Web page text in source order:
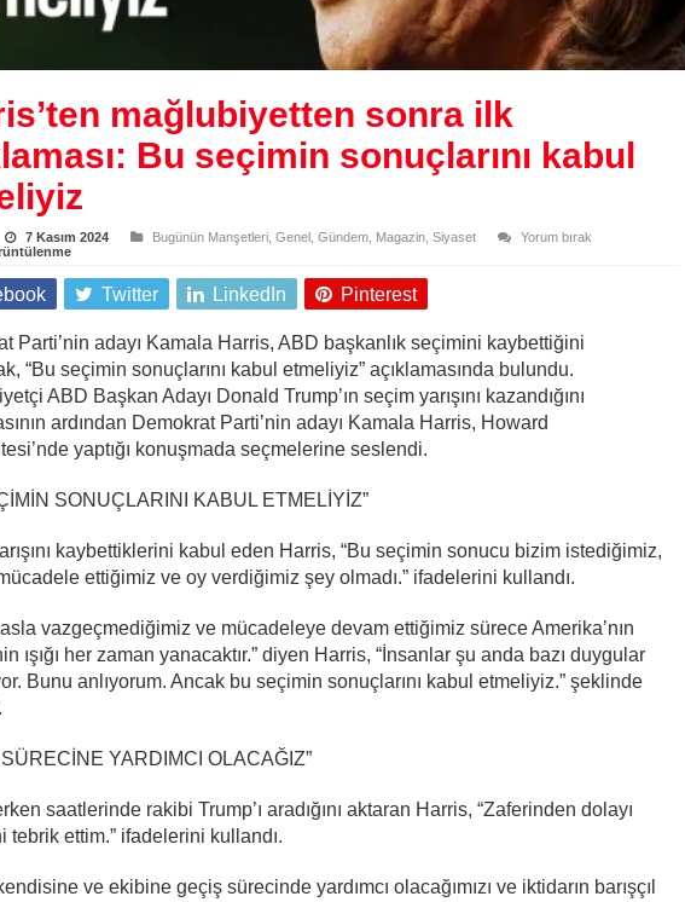
mağlubiyetten sonra ilk
Bu seçimin sonuçlarını kabul
7 Kasım 2024 Bugünün Manşetleri, Genel, Gündem, Magazin, Siyaset
Yorum bırak
Twitter LinkedIn Pinterest
Parti’nin adayı Kamala Harris, ABD başkanlık seçimini kaybettiğini
“Bu seçimin sonuçlarını kabul etmeliyiz” açıklamasında bulundu.
ABD Başkan Adayı Donald Trump’ın seçim yarışını kazandığını
ardından Demokrat Parti’nin adayı Kamala Harris, Howard
yaptığı konuşmada seçmelerine seslendi.
SONUÇLARINI KABUL ETMELİYİZ”
kaybettiklerini kabul eden Harris, “Bu seçimin sonucu bizim istediğimiz,
ettiğimiz ve oy verdiğimiz şey olmadı.” ifadelerini kullandı.
vazgeçmediğimiz ve mücadeleye devam ettiğimiz sürece Amerika’nın
ışığı her zaman yanacaktır.” diyen Harris, “İnsanlar şu anda bazı duygular
Bunu anlıyorum. Ancak bu seçimin sonuçlarını kabul etmeliyiz.” şeklinde
YARDIMCI OLACAĞIZ”
saatlerinde rakibi Trump’ı aradığını aktaran Harris, “Zaferinden dolayı
tebrik ettim.” ifadelerini kullandı.
ve ekibine geçiş sürecinde yardımcı olacağımızı ve iktidarın barışçıl